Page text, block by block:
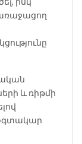
և ռիթմի